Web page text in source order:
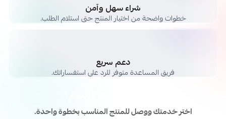
شراء سهل وآمن
خطوات واضحة من اختيار المنتج حتى استلام الطلب.
دعم سريع
فريق المساعدة متوفر للرد على استفساراتك.
اختر خدمتك ووصل للمنتج المناسب بخطوة واحدة.